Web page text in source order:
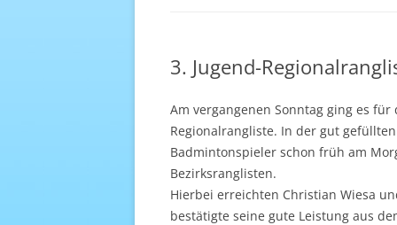
3. Jugend-
Am vergangenen Sonntag ging es
Regionalrangliste. In der gut
Badmintonspieler schon früh am
Bezirksranglisten.
Hierbei erreichten Christian Wiesa
bestätigte seine gute Leistung aus